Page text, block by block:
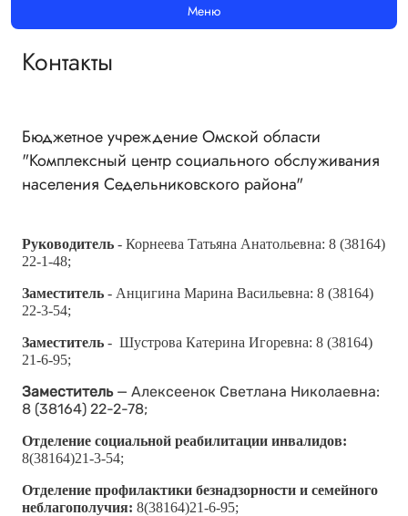
Меню
Контакты
Бюджетное учреждение Омской области
"Комплексный центр социального обслуживания
населения Седельниковского района"
Руководитель - Корнеева Татьяна Анатольевна: 8 (38164)
22-1-48;
Заместитель - Анцигина Марина Васильевна: 8 (38164)
22-3-54;
Заместитель - Шустрова Катерина Игоревна: 8 (38164)
21-6-95;
Заместитель— Алексеенок Светлана Николаевна:
8 (38164) 22-2-78;
Отделение социальной реабилитации инвалидов:
8(38164)21-3-54;
Отделение профилактики безнадзорности и семейного
неблагополучия: 8(38164)21-6-95;